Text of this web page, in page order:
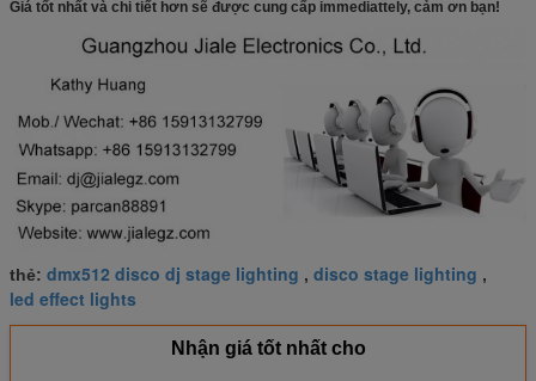
Giá tốt nhất và chi tiết hơn sẽ được cung cấp immediattely, cảm ơn bạn!
thẻ: dmx512 disco dj stage lighting , disco stage lighting ,
led effect lights
Nhận giá tốt nhất cho